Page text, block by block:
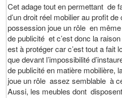
Cet adage tout en permettant de
d’un droit réel mobilier au profit de
possession joue un rôle en
de publicité et c’est donc la
est à protéger car c’est tout a fait
que devant l’impossibilité
de publicité en matière mobilière,
joue un rôle assez semblable à
Aussi, les meubles dont